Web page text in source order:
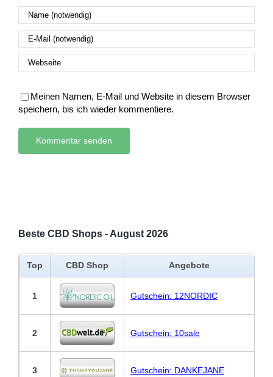
Meinen Namen, E-Mail und Website in diesem Browser
speichern, bis ich wieder kommentiere.
Beste CBD Shops - August 2026
Top CBD Shop Angebote
1 Gutschein: 12NORDIC
2 Gutschein: 10sale
3 Gutschein: DANKEJANE